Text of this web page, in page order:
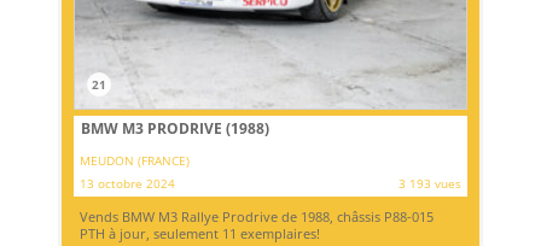
21
BMW M3 PRODRIVE (1988)
MEUDON (FRANCE)
13 octobre 2024
3 193 vues
Vends BMW M3 Rallye Prodrive de 1988, châssis P88-015
PTH à jour, seulement 11 exemplaires!